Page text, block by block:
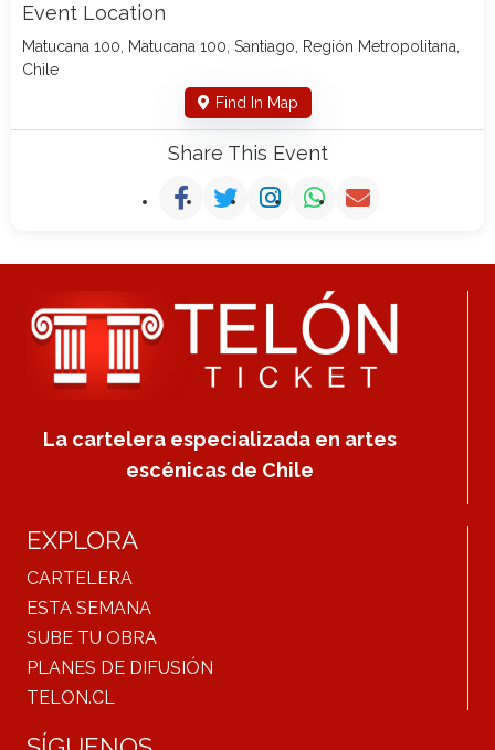
Event Location
Matucana 100, Matucana 100, Santiago, Región Metropolitana,
Chile
Find In Map
Share This Event
La cartelera especializada en artes
escénicas de Chile
EXPLORA
CARTELERA
ESTA SEMANA
SUBE TU OBRA
PLANES DE DIFUSIÓN
TELON.CL